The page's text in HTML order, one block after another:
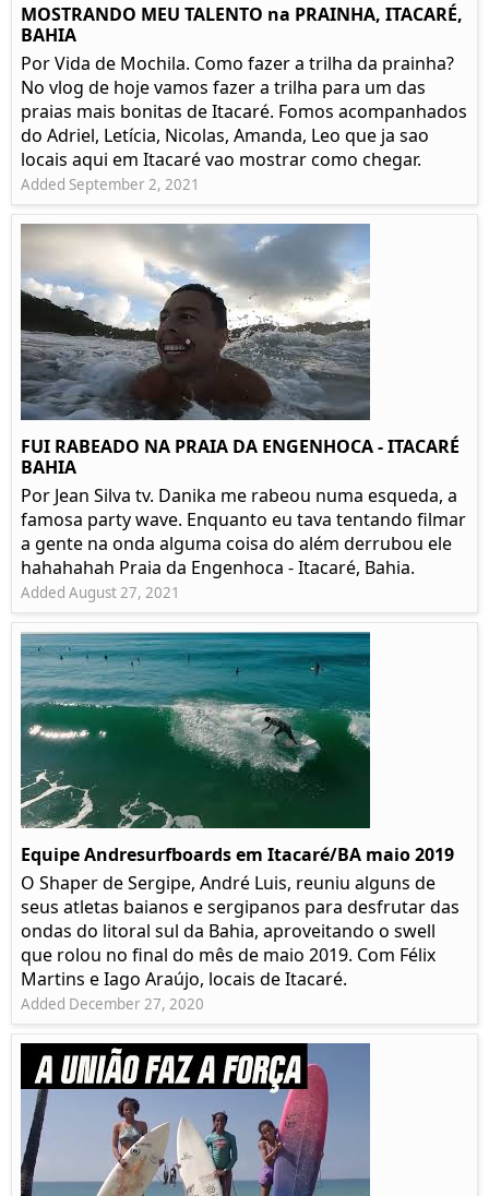
MOSTRANDO MEU TALENTO na PRAINHA, ITACARÉ,
BAHIA
Por Vida de Mochila. Como fazer a trilha da prainha?
No vlog de hoje vamos fazer a trilha para um das
praias mais bonitas de Itacaré. Fomos acompanhados
do Adriel, Letícia, Nicolas, Amanda, Leo que ja sao
locais aqui em Itacaré vao mostrar como chegar.
Added September 2, 2021
FUI RABEADO NA PRAIA DA ENGENHOCA - ITACARÉ
BAHIA
Por Jean Silva tv. Danika me rabeou numa esqueda, a
famosa party wave. Enquanto eu tava tentando filmar
a gente na onda alguma coisa do além derrubou ele
hahahahah Praia da Engenhoca - Itacaré, Bahia.
Added August 27, 2021
Equipe Andresurfboards em Itacaré/BA maio 2019
O Shaper de Sergipe, André Luis, reuniu alguns de
seus atletas baianos e sergipanos para desfrutar das
ondas do litoral sul da Bahia, aproveitando o swell
que rolou no final do mês de maio 2019. Com Félix
Martins e Iago Araújo, locais de Itacaré.
Added December 27, 2020